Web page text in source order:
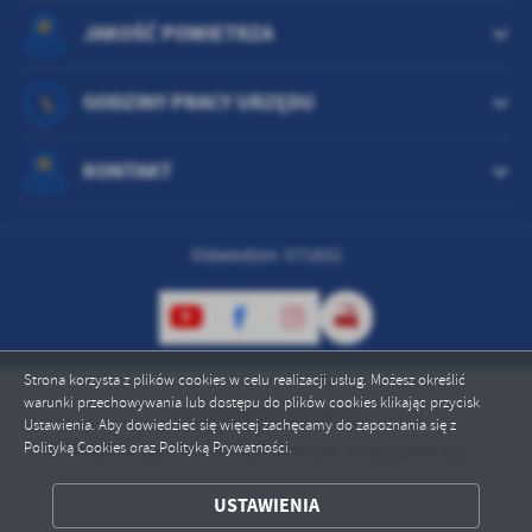
Strona korzysta z plików cookies w celu realizacji usług. Możesz określić
warunki przechowywania lub dostępu do plików cookies klikając przycisk
Ustawienia. Aby dowiedzieć się więcej zachęcamy do zapoznania się z
Polityką Cookies oraz Polityką Prywatności.
USTAWIENIA
społecznościowych.
ZAPISZ WYBRANE
JAKOŚĆ POWIETRZA
GODZINY PRACY URZĘDU
KONTAKT
Odwiedzin: 571832
Copyright by lubiewo.pl
Powered by2ClickPortal® - Portale nowej generacji